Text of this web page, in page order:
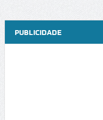
PUBLICIDADE